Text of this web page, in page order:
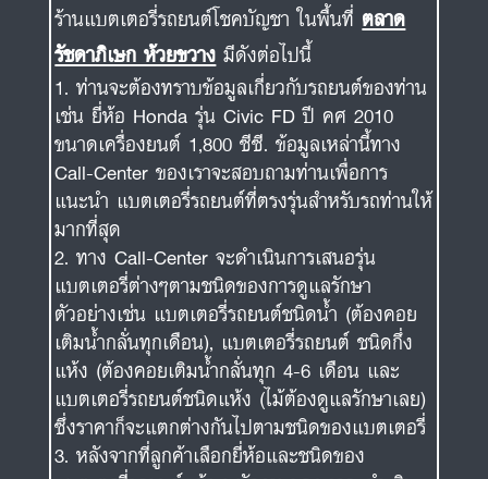
ร้านแบตเตอรี่รถยนต์โชคบัญชา ในพื้นที่ ตลาด
รัชดาภิเษก ห้วยขวาง มีดังต่อไปนี้
ท่านจะต้องทราบข้อมูลเกี่ยวกับรถยนต์ของท่าน
เช่น ยี่ห้อ Honda รุ่น Civic FD ปี คศ 2010
ขนาดเครื่องยนต์ 1,800 ซีซี. ข้อมูลเหล่านี้ทาง
Call-Center ของเราจะสอบถามท่านเพื่อการ
แนะนำ แบตเตอรี่รถยนต์ที่ตรงรุ่นสำหรับรถท่านให้
มากที่สุด
ทาง Call-Center จะดำเนินการเสนอรุ่น
แบตเตอรี่ต่างๆตามชนิดของการดูแลรักษา
ตัวอย่างเช่น แบตเตอรี่รถยนต์ชนิดน้ำ (ต้องคอย
เติมน้ำกลั่นทุกเดือน), แบตเตอรี่รถยนต์ ชนิดกึ่ง
แห้ง (ต้องคอยเติมน้ำกลั่นทุก 4-6 เดือน และ
แบตเตอรี่รถยนต์ชนิดแห้ง (ไม้ต้องดูแลรักษาเลย)
ซึ่งราคาก็จะแตกต่างกันไปตามชนิดของแบตเตอรี่
หลังจากที่ลูกค้าเลือกยี่ห้อและชนิดของ